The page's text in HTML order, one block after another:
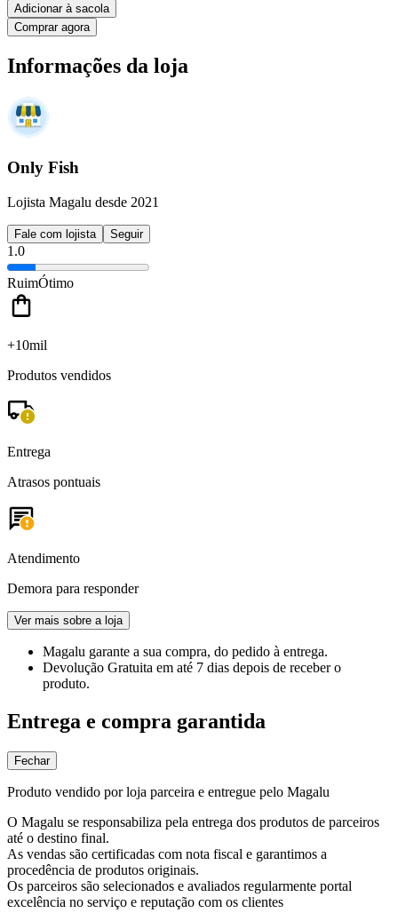
Adicionar à sacola
Comprar agora
Informações da loja
Only Fish
Lojista Magalu desde 2021
Fale com lojista Seguir
1.0
RuimÓtimo
+10mil
Produtos vendidos
Entrega
Atrasos pontuais
Atendimento
Demora para responder
Ver mais sobre a loja
Magalu garante a sua compra, do pedido à entrega.
Devolução Gratuita em até 7 dias depois de receber o
produto.
Entrega e compra garantida
Fechar
Produto vendido por loja parceira e entregue pelo Magalu
O Magalu se responsabiliza pela entrega dos produtos de parceiros
até o destino final.
As vendas são certificadas com nota fiscal e garantimos a
procedência de produtos originais.
Os parceiros são selecionados e avaliados regularmente portal
excelência no serviço e reputação com os clientes